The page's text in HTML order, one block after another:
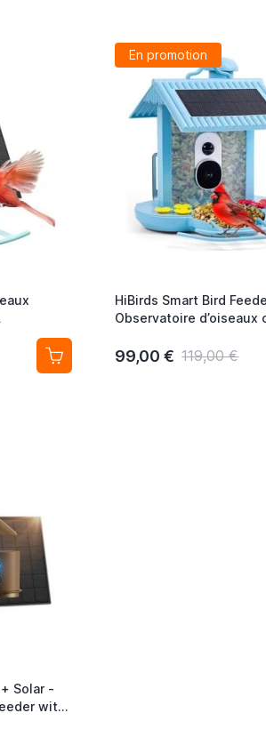
Solaire
En promotion
HiBirds Smart Bird
Observatoire d’oiseaux
solaires bleu
99,00 € 119,00 €
Solar -
with